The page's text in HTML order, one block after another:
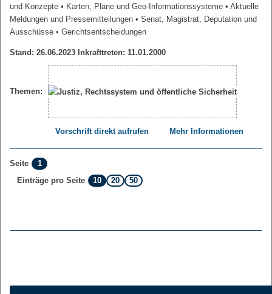
und Konzepte • Karten, Pläne und Geo-Informationssysteme • Aktuelle
Meldungen und Pressemitteilungen • Senat, Magistrat, Deputation und
Ausschüsse • Gerichtsentscheidungen
Stand: 26.06.2023 Inkrafttreten: 11.01.2000
Themen:
Vorschrift direkt aufrufen Mehr Informationen
Seite
1
Einträge pro Seite
10 20 50